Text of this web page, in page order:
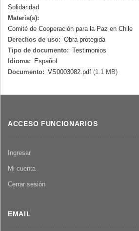
Solidaridad
Materia(s):
Comité de Cooperación para la Paz en Chile
Derechos de uso: Obra protegida
Tipo de documento: Testimonios
Idioma:
Español
Documento: VS0003082.pdf (1.1 MB)
ACCESO FUNCIONARIOS
Ingresar
Mi cuenta
Cerrar sesión
EMAIL